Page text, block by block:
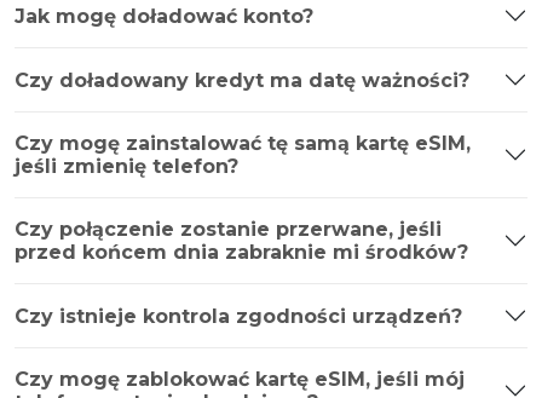
Jak mogę doładować konto?
Czy doładowany kredyt ma datę ważności?
Czy mogę zainstalować tę samą kartę eSIM,
jeśli zmienię telefon?
Czy połączenie zostanie przerwane, jeśli
przed końcem dnia zabraknie mi środków?
Czy istnieje kontrola zgodności urządzeń?
Czy mogę zablokować kartę eSIM, jeśli mój